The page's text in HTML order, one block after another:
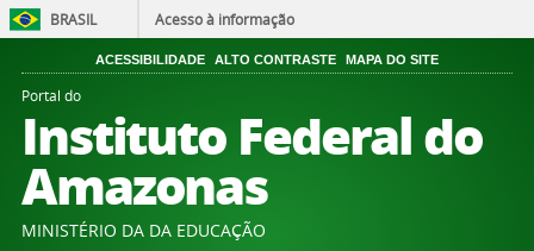
BRASIL Acesso à informação
ACESSIBILIDADE ALTO CONTRASTE MAPA DO SITE
Portal do
Instituto Federal do
Amazonas
MINISTÉRIO DA DA EDUCAÇÃO